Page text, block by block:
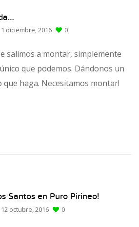
1 diciembre, 2016 0
salimos a montar, simplemente
que podemos. Dándonos un
haga. Necesitamos montar!
Santos en Puro Pirineo!
12 octubre, 2016 0